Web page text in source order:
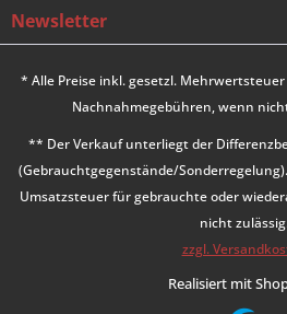
Newsletter
* Alle Preise inkl. gesetzl. Mehrwertsteuer
Nachnahmegebühren, wenn
** Der Verkauf unterliegt der
(Gebrauchtgegenstände/
Umsatzsteuer für gebrauchte oder
nicht
zzgl.
Realisiert mit